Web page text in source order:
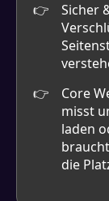
Sicher
Core
misst
laden
die